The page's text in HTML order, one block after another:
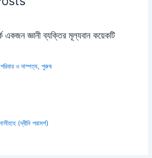
একজন জ্ঞানী ব্যক্তির মূল্যবান কয়েকটি
পরিবার ও দাম্পত্য,পুরুষ
(দ্বীনি পরামর্শ)